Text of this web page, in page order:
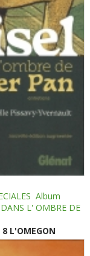
Album
L' OMBRE DE
L'OMEGON